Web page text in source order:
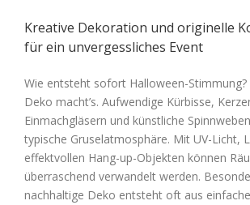
Kreative Dekoration und originelle
für ein unvergessliches Event
Wie entsteht sofort Halloween-Stimmung?
Deko macht’s. Aufwendige Kürbisse,
Einmachgläsern und künstliche
typische Gruselatmosphäre. Mit UV-Licht,
effektvollen Hang-up-Objekten können
überraschend verwandelt werden.
nachhaltige Deko entsteht oft aus